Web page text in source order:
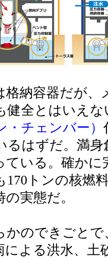
納容器だが、
健全とはいえ
・チェンバー）
るはずだ。満
ている。確か
170トンの核燃
実態だ。
のできごとで
による洪水、